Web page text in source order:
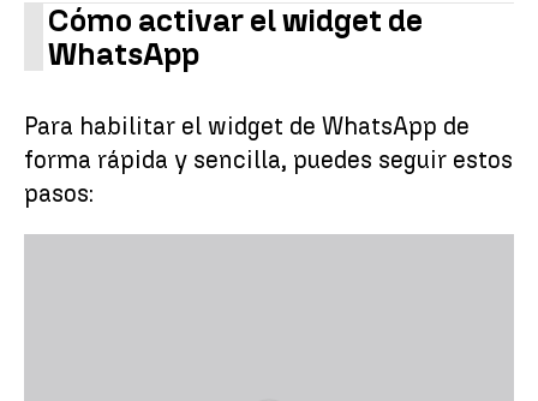
Cómo activar el widget de
WhatsApp
Para habilitar el widget de WhatsApp de
forma rápida y sencilla, puedes seguir estos
pasos: